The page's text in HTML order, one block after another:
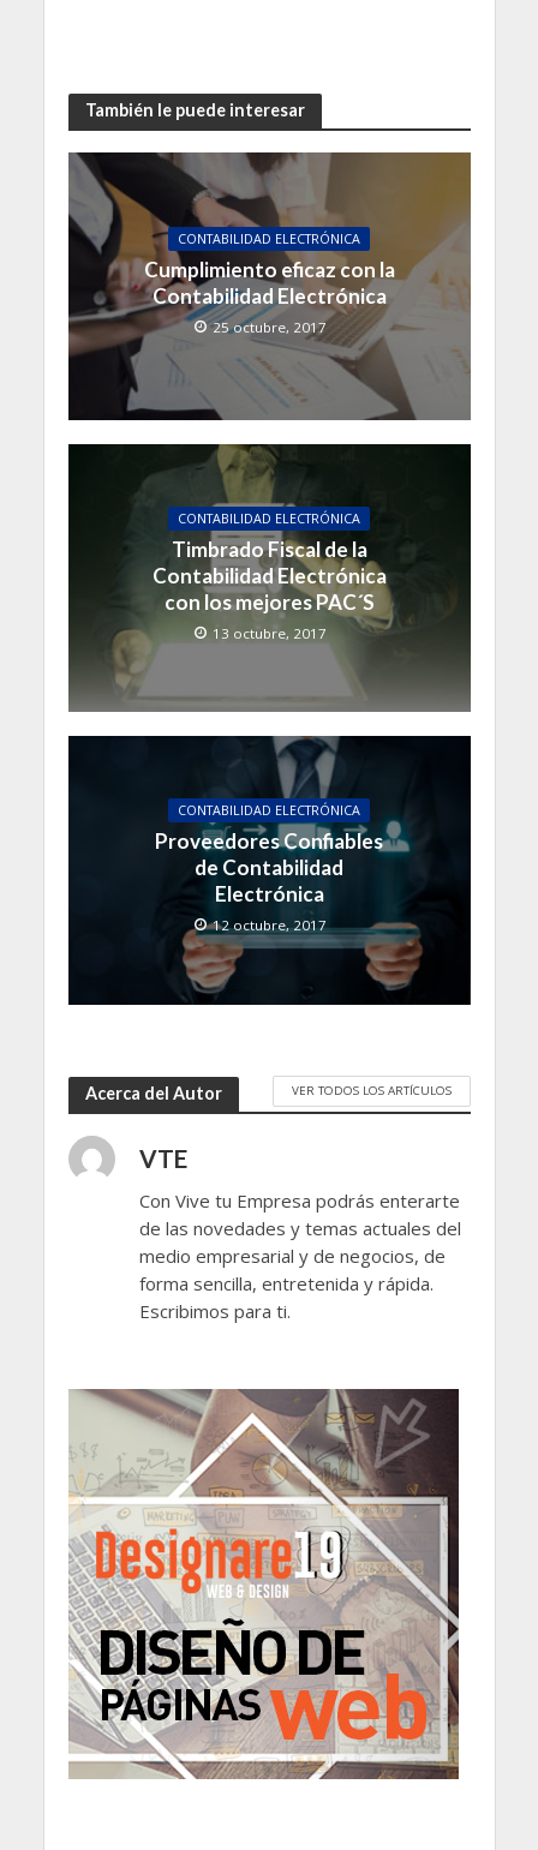
También le puede interesar
CONTABILIDAD ELECTRÓNICA
Cumplimiento eficaz con la
Contabilidad Electrónica
25 octubre, 2017
CONTABILIDAD ELECTRÓNICA
Timbrado Fiscal de la
Contabilidad Electrónica
con los mejores PAC´S
13 octubre, 2017
CONTABILIDAD ELECTRÓNICA
Proveedores Confiables
de Contabilidad
Electrónica
12 octubre, 2017
Acerca del Autor VER TODOS LOS ARTÍCULOS
VTE
Con Vive tu Empresa podrás enterarte
de las novedades y temas actuales del
medio empresarial y de negocios, de
forma sencilla, entretenida y rápida.
Escribimos para ti.